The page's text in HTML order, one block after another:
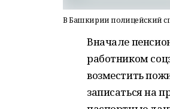
В Башкирии полицейский
Вначале
работником
возместить
записаться на